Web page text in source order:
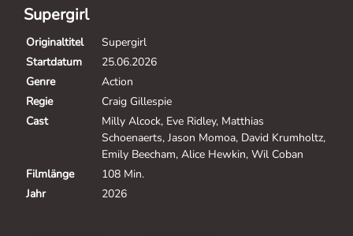
Supergirl
Originaltitel
Supergirl
Startdatum
25.06.2026
Genre
Action
Regie
Craig Gillespie
Cast
Milly Alcock, Eve Ridley, Matthias
Schoenaerts, Jason Momoa, David Krumholtz,
Emily Beecham, Alice Hewkin, Wil Coban
Filmlänge
108 Min.
Jahr
2026